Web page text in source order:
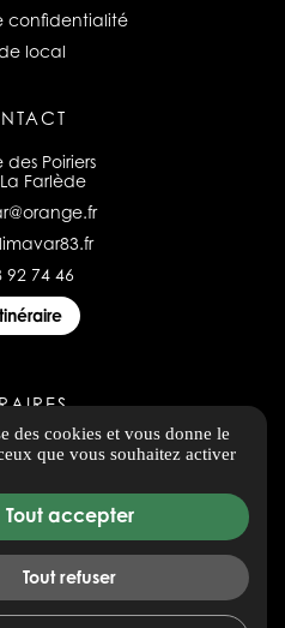
confidentialité
local
des Poiriers
Farlède
92 74 46
au vendredi
/ 14h00 - 17h00
Tous les avis
des cookies et vous donne le
que vous souhaitez activer
Tout accepter
Tout refuser